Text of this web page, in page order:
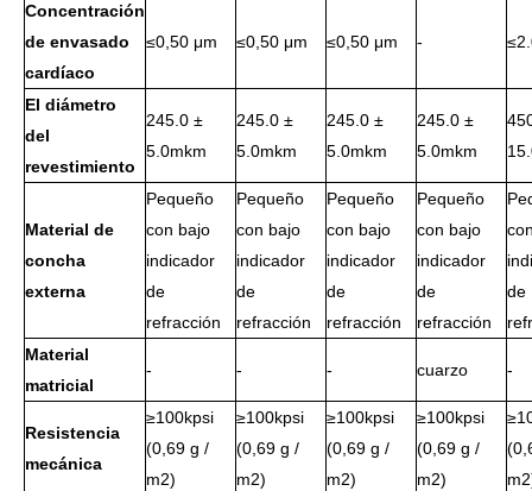
Concentración
de envasado
cardíaco
≤0,50 μm ≤0,50 μm ≤0,50 μm -
El diámetro
del
revestimiento
245.0 ±
5.0mkm
245.0 ±
5.0mkm
245.0 ±
5.0mkm
245.0 ±
5.0mkm
Material de
concha
externa
Pequeño
con bajo
indicador
de
refracción
Pequeño
con bajo
indicador
de
refracción
Pequeño
con bajo
indicador
de
refracción
Pequeño
con bajo
indicador
de
refracción
de
Material
matricial
- - - cuarzo -
Resistencia
mecánica
≥100kpsi
(0,69 g /
m2)
≥100kpsi
(0,69 g /
m2)
≥100kpsi
(0,69 g /
m2)
≥100kpsi
(0,69 g /
m2)